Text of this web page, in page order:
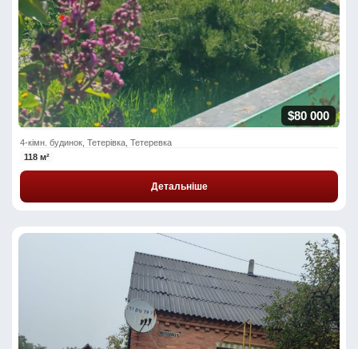
$80 000
4-кімн. будинок, Тетерівка, Тетеревка
118 м²
Детальніше